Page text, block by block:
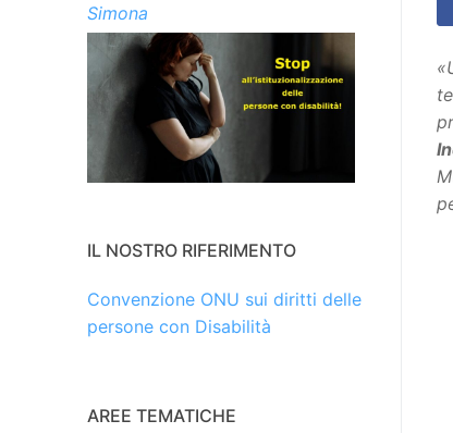
Simona
IL NOSTRO RIFERIMENTO
Convenzione ONU sui diritti delle
persone con Disabilità
AREE TEMATICHE